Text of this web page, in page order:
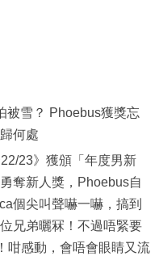
被雪？ Phoebus獲獎忘
何處
23》獲頒「年度男新
奪新人獎，Phoebus自
個尖叫聲嚇一嚇，搞到
兄弟曬冧！不過唔緊要
咁感動，會唔會眼睛又流